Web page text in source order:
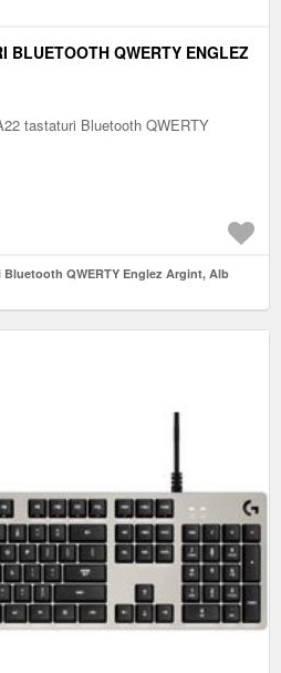
BLUETOOTH QWERTY ENGLEZ
tastaturi Bluetooth QWERTY
QWERTY Englez Argint, Alb